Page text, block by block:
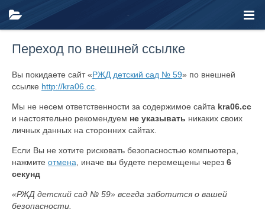
Переход по внешней ссылке
Вы покидаете сайт «РЖД детский сад № 59» по внешней
ссылке http://kra06.cc
Мы не несем ответственности за содержимое сайта kra06.cc
и настоятельно рекомендуем не указывать никаких своих
личных данных на сторонних сайтах.
Если Вы не хотите рисковать безопасностью компьютера,
нажмите отмена , иначе вы будете перемещены через 6
секунд
«РЖД детский сад № 59» всегда заботится о вашей
безопасности.